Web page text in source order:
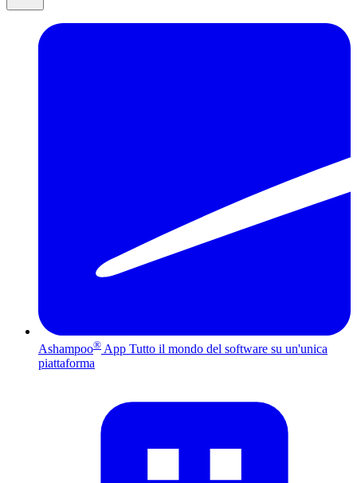
Ashampoo® App Tutto il mondo del software su un'unica
piattaforma